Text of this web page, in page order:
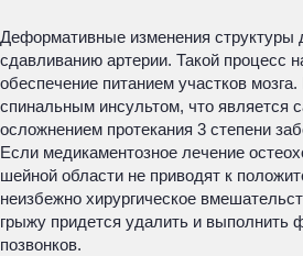
Деформативные изменения структуры
сдавливанию артерии. Такой процесс
обеспечение питанием участков
спинальным инсультом, что
осложнением протекания 3 степени
Если медикаментозное лечение
шейной области не приводят к
неизбежно хирургическое
грыжу придется удалить и выполнить
позвонков.